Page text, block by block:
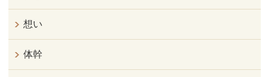
想い
体幹